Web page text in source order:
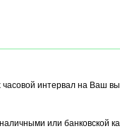
часовой интервал на Ваш
или банковской